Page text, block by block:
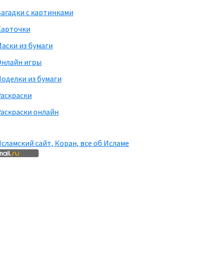
с картинками
из бумаги
игры
из бумаги
онлайн
сайт, Коран, все об Исламе